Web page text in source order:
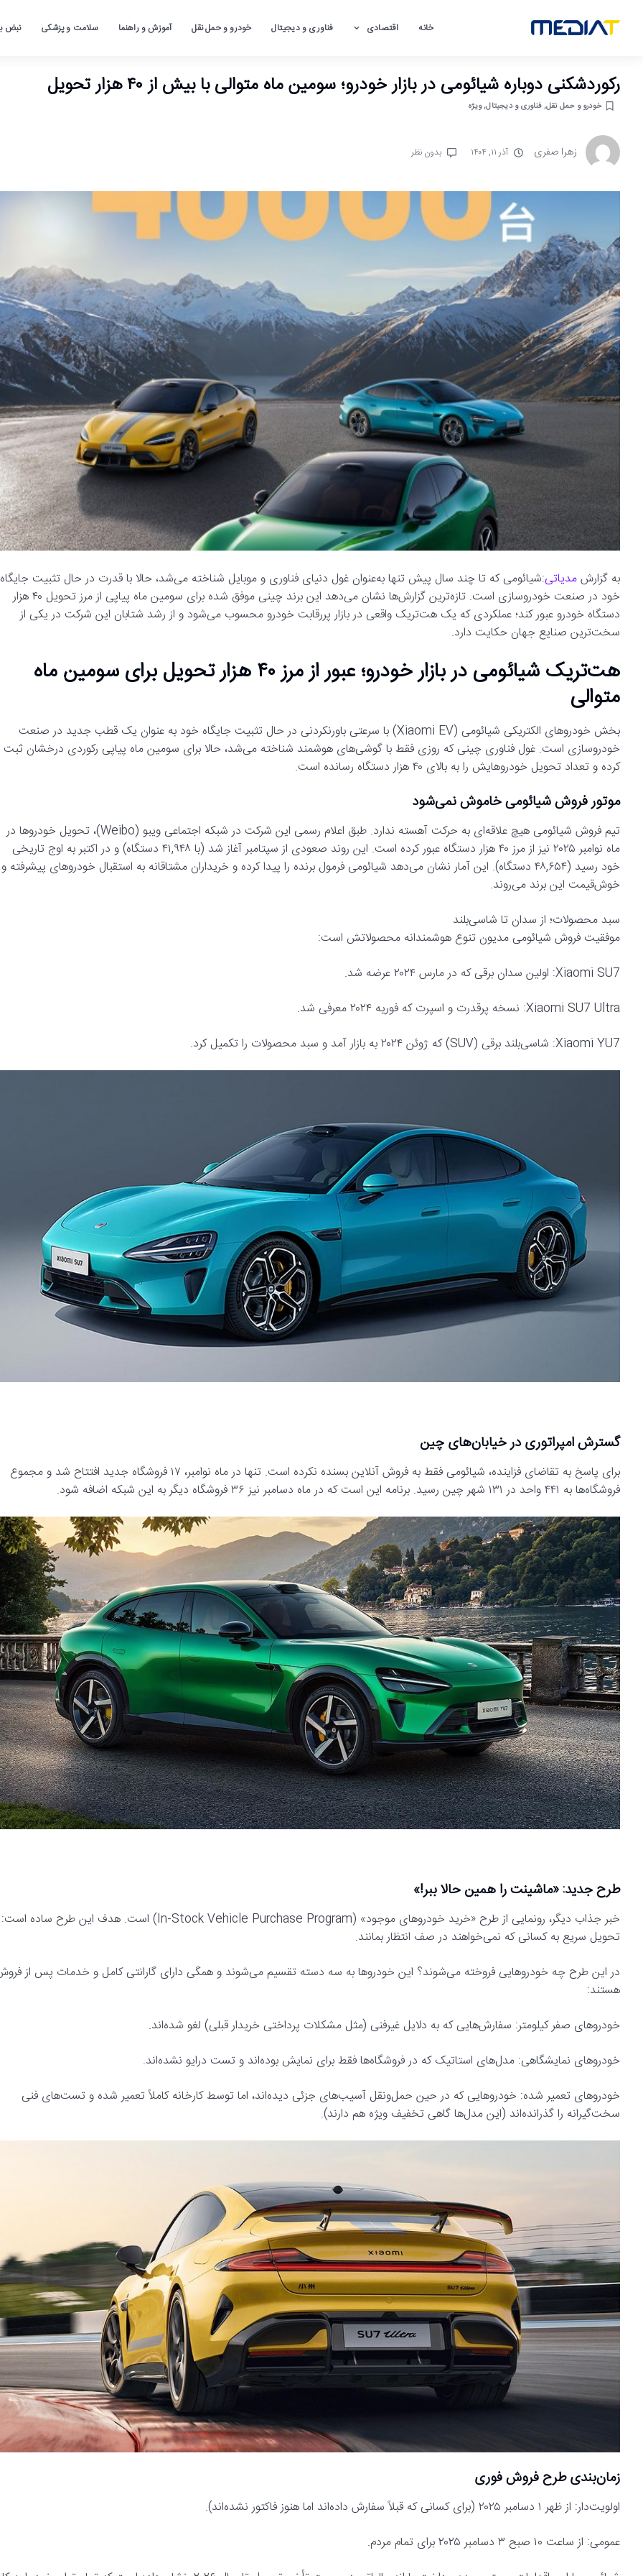
خانه اقتصادی فناوری و دیجیتال خودرو و حمل نقل آموزش و راهنما سلامت و پزشکی نبض
رکوردشکنی دوباره شیائومی در بازار خودرو؛ سومین ماه متوالی با بیش از ۴۰ هزار تحویل
خودرو و حمل نقل,فناوری و دیجیتال,ویژه
زهرا صفری آذر ۱۱, ۱۴۰۴ بدون نظر
به گزارشمدیاتی:شیائومی که تا چند سال پیش تنها به‌عنوان غول دنیای فناوری و موبایل شناخته می‌شد، حالا با قدرت در حال تثبیت جایگاه
خود در صنعت خودروسازی است. تازه‌ترین گزارش‌ها نشان می‌دهد این برند چینی موفق شده برای سومین ماه پیاپی از مرز تحویل ۴۰ هزار
دستگاه خودرو عبور کند؛ عملکردی که یک هت‌تریک واقعی در بازار پررقابت خودرو محسوب می‌شود و از رشد شتابان این شرکت در یکی از
سخت‌ترین صنایع جهان حکایت دارد.
هت‌تریک شیائومی در بازار خودرو؛ عبور از مرز ۴۰ هزار تحویل برای سومین ماه
متوالی
بخش خودروهای الکتریکی شیائومی (Xiaomi EV) با سرعتی باورنکردنی در حال تثبیت جایگاه خود به عنوان یک قطب جدید در صنعت
خودروسازی است. غول فناوری چینی که روزی فقط با گوشی‌های هوشمند شناخته می‌شد، حالا برای سومین ماه پیاپی رکوردی درخشان ثبت
کرده و تعداد تحویل خودروهایش را به بالای ۴۰ هزار دستگاه رسانده است.
موتور فروش شیائومی خاموش نمی‌شود
تیم فروش شیائومی هیچ علاقه‌ای به حرکت آهسته ندارد. طبق اعلام رسمی این شرکت در شبکه اجتماعی ویبو (Weibo)، تحویل خودروها در
ماه نوامبر ۲۰۲۵ نیز از مرز ۴۰ هزار دستگاه عبور کرده است. این روند صعودی از سپتامبر آغاز شد (با ۴۱,۹۴۸ دستگاه) و در اکتبر به اوج تاریخی
خود رسید (۴۸,۶۵۴ دستگاه). این آمار نشان می‌دهد شیائومی فرمول برنده را پیدا کرده و خریداران مشتاقانه به استقبال خودروهای پیشرفته و
خوش‌قیمت این برند می‌روند.
سبد محصولات؛ از سدان تا شاسی‌بلند
موفقیت فروش شیائومی مدیون تنوع هوشمندانه محصولاتش است:
Xiaomi SU7: اولین سدان برقی که در مارس ۲۰۲۴ عرضه شد.
Xiaomi SU7 Ultra: نسخه پرقدرت و اسپرت که فوریه ۲۰۲۴ معرفی شد.
Xiaomi YU7: شاسی‌بلند برقی (SUV) که ژوئن ۲۰۲۴ به بازار آمد و سبد محصولات را تکمیل کرد.
گسترش امپراتوری در خیابان‌های چین
برای پاسخ به تقاضای فزاینده، شیائومی فقط به فروش آنلاین بسنده نکرده است. تنها در ماه نوامبر، ۱۷ فروشگاه جدید افتتاح شد و مجموع
فروشگاه‌ها به ۴۴۱ واحد در ۱۳۱ شهر چین رسید. برنامه این است که در ماه دسامبر نیز ۳۶ فروشگاه دیگر به این شبکه اضافه شود.
طرح جدید: «ماشینت را همین حالا ببر!»
خبر جذاب دیگر، رونمایی از طرح «خرید خودروهای موجود» (In-Stock Vehicle Purchase Program) است. هدف این طرح ساده است:
تحویل سریع به کسانی که نمی‌خواهند در صف انتظار بمانند.
در این طرح چه خودروهایی فروخته می‌شوند؟ این خودروها به سه دسته تقسیم می‌شوند و همگی دارای گارانتی کامل و خدمات پس از
هستند:
خودروهای صفر کیلومتر: سفارش‌هایی که به دلایل غیرفنی (مثل مشکلات پرداختی خریدار قبلی) لغو شده‌اند.
خودروهای نمایشگاهی: مدل‌های استاتیک که در فروشگاه‌ها فقط برای نمایش بوده‌اند و تست درایو نشده‌اند.
خودروهای تعمیر شده: خودروهایی که در حین حمل‌ونقل آسیب‌های جزئی دیده‌اند، اما توسط کارخانه کاملاً تعمیر شده و تست‌های فنی
سخت‌گیرانه را گذرانده‌اند (این مدل‌ها گاهی تخفیف ویژه هم دارند).
زمان‌بندی طرح فروش فوری
اولویت‌دار: از ظهر ۱ دسامبر ۲۰۲۵ (برای کسانی که قبلاً سفارش داده‌اند اما هنوز فاکتور نشده‌اند).
عمومی: از ساعت ۱۰ صبح ۳ دسامبر ۲۰۲۵ برای تمام مردم.